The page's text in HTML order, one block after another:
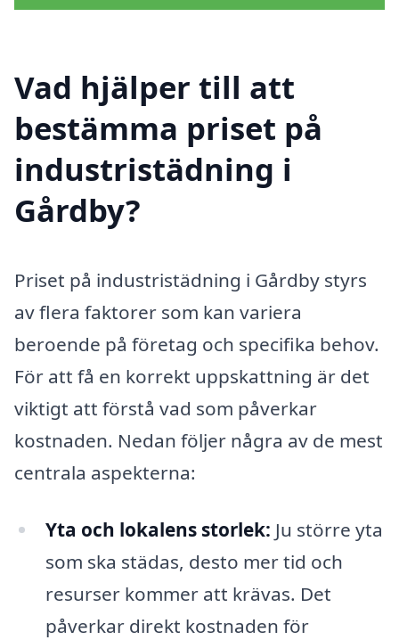
Vad hjälper till att
bestämma priset på
industristädning i
Gårdby?
Priset på industristädning i Gårdby styrs
av flera faktorer som kan variera
beroende på företag och specifika behov.
För att få en korrekt uppskattning är det
viktigt att förstå vad som påverkar
kostnaden. Nedan följer några av de mest
centrala aspekterna:
Yta och lokalens storlek: Ju större yta
som ska städas, desto mer tid och
resurser kommer att krävas. Det
påverkar direkt kostnaden för